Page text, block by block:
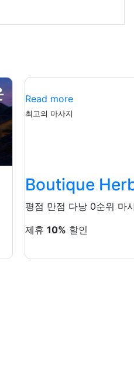
Read more
최고의 마사지
Boutique
평점 만점 다낭 0순위 마
제휴 10% 할인